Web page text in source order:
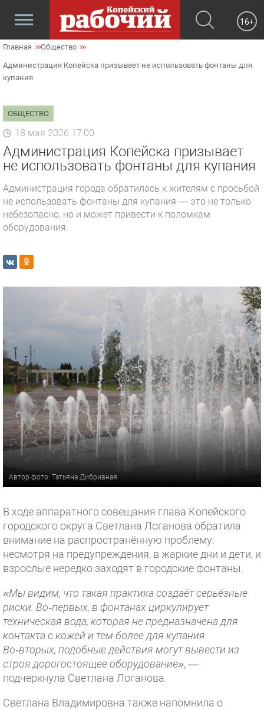
16+
Главная Общество
Администрация Копейска призывает не использовать фонтаны для
купания
ОБЩЕСТВО
18 мая 2026 17:00
Администрация Копейска призывает
не использовать фонтаны для купания
Администрация города обратилась к жителям с просьбой
не использовать фонтаны для купания — это не только
небезопасно, но и может привести к поломкам
оборудования.
Автор фото: Татьяна Дибривная
В ходе аппаратного совещания глава Копейского
городского округа Светлана Логанова обратила
внимание на распространённую проблему:
несмотря на предупреждения, в жаркие дни и дети, и
взрослые нередко заходят в городские фонтаны.
«Мы видим, что такая практика создаёт серьёзные
риски. Во‑первых, в фонтанах циркулирует
техническая вода, которая не предназначена для
контакта с кожей и тем более для купания.
Во‑вторых, подобные действия могут вывести из
строя дорогостоящее оборудование», —
подчеркнула Светлана Логанова.
Светлана Владимировна также напомнила о